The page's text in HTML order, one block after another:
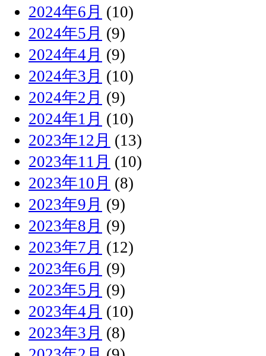
2024年6月 (10)
2024年5月 (9)
2024年4月 (9)
2024年3月 (10)
2024年2月 (9)
2024年1月 (10)
2023年12月 (13)
2023年11月 (10)
2023年10月 (8)
2023年9月 (9)
2023年8月 (9)
2023年7月 (12)
2023年6月 (9)
2023年5月 (9)
2023年4月 (10)
2023年3月 (8)